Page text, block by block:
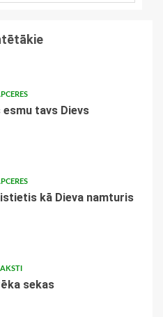
esmu tavs Dievs
kā Dieva namturis
sekas